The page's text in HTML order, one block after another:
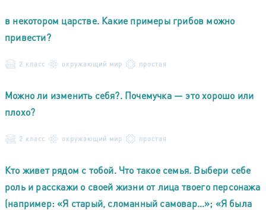
в некотором царстве. Какие примеры грибов можно
привести?
2 класс окружающий мир простая
Можно ли изменить себя?. Почемучка — это хорошо или
плохо?
2 класс окружающий мир простая
Кто живет рядом с тобой. Что такое семья. Выбери себе
роль и расскажи о своей жизни от лица твоего персонажа
(например: «Я старый, сломанный самовар…»; «Я была